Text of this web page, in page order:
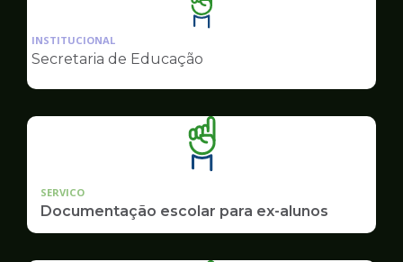
Ilustração
da
pagina
Educação
INSTITUCIONAL
Secretaria de Educação
SERVICO
Documentação escolar para ex-alunos